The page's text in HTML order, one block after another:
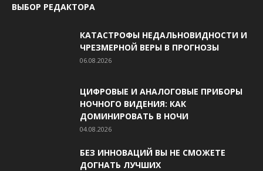
ВЫБОР РЕДАКТОРА
КАТАСТРОФЫ НЕДАЛЬНОВИДНОСТИ И
ЧРЕЗМЕРНОЙ ВЕРЫ В ПРОГНОЗЫ
06.08.2026
ЦИФРОВЫЕ И АНАЛОГОВЫЕ ПРИБОРЫ
НОЧНОГО ВИДЕНИЯ: КАК
ДОМИНИРОВАТЬ В НОЧИ
04.08.2026
БЕЗ ИННОВАЦИЙ ВЫ НЕ СМОЖЕТЕ
ДОГНАТЬ ЛУЧШИХ